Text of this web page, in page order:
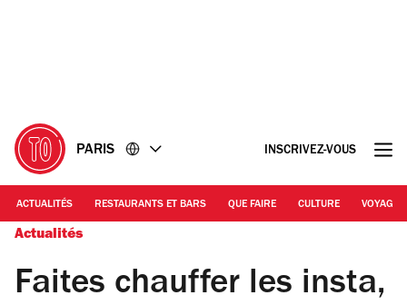
PARIS INSCRIVEZ-VOUS
ACTUALITÉS RESTAURANTS ET BARS QUE FAIRE CULTURE VOYAGE
Actualités
Faites chauffer les insta,